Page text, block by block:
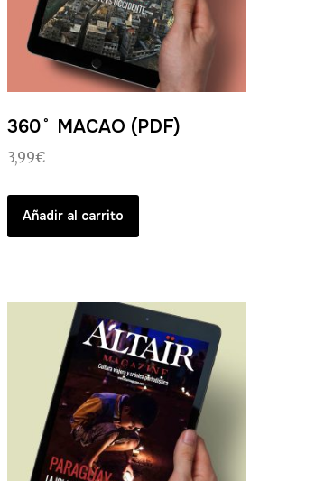
360˚ MACAO (PDF)
3,99€
Añadir al carrito